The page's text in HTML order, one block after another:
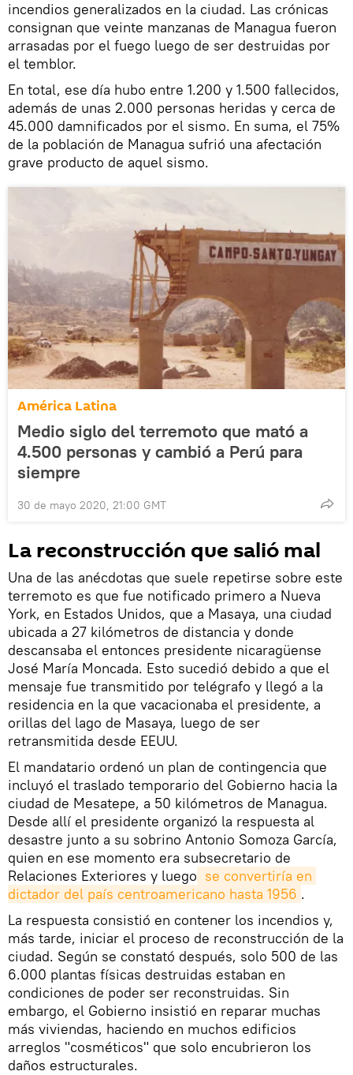
incendios generalizados en la ciudad. Las crónicas
consignan que veinte manzanas de Managua fueron
arrasadas por el fuego luego de ser destruidas por
el temblor.
En total, ese día hubo entre 1.200 y 1.500 fallecidos,
además de unas 2.000 personas heridas y cerca de
45.000 damnificados por el sismo. En suma, el 75%
de la población de Managua sufrió una afectación
grave producto de aquel sismo.
América Latina
Medio siglo del terremoto que mató a
4.500 personas y cambió a Perú para
siempre
30 de mayo 2020, 21:00 GMT
La reconstrucción que salió mal
Una de las anécdotas que suele repetirse sobre este
terremoto es que fue notificado primero a Nueva
York, en Estados Unidos, que a Masaya, una ciudad
ubicada a 27 kilómetros de distancia y donde
descansaba el entonces presidente nicaragüense
José María Moncada. Esto sucedió debido a que el
mensaje fue transmitido por telégrafo y llegó a la
residencia en la que vacacionaba el presidente, a
orillas del lago de Masaya, luego de ser
retransmitida desde EEUU.
El mandatario ordenó un plan de contingencia que
incluyó el traslado temporario del Gobierno hacia la
ciudad de Mesatepe, a 50 kilómetros de Managua.
Desde allí el presidente organizó la respuesta al
desastre junto a su sobrino Antonio Somoza García,
quien en ese momento era subsecretario de
Relaciones Exteriores y luego se convertiría en
dictador del país centroamericano hasta 1956 .
La respuesta consistió en contener los incendios y,
más tarde, iniciar el proceso de reconstrucción de la
ciudad. Según se constató después, solo 500 de las
6.000 plantas físicas destruidas estaban en
condiciones de poder ser reconstruidas. Sin
embargo, el Gobierno insistió en reparar muchas
más viviendas, haciendo en muchos edificios
arreglos "cosméticos" que solo encubrieron los
daños estructurales.